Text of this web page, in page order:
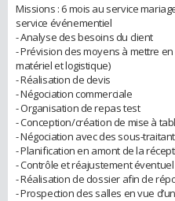
Missions : 6 mois au service
service événementiel
- Analyse des besoins du client
- Prévision des moyens à mettre
matériel et logistique)
- Réalisation de devis
- Négociation commerciale
- Organisation de repas test
- Conception/création de mise à
- Négociation avec des sous-
- Planification en amont de la
- Contrôle et réajustement
- Réalisation de dossier afin de
- Prospection des salles en vue